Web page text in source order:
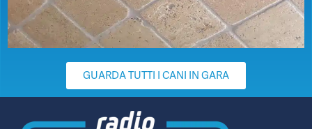
GUARDA TUTTI I CANI IN GARA